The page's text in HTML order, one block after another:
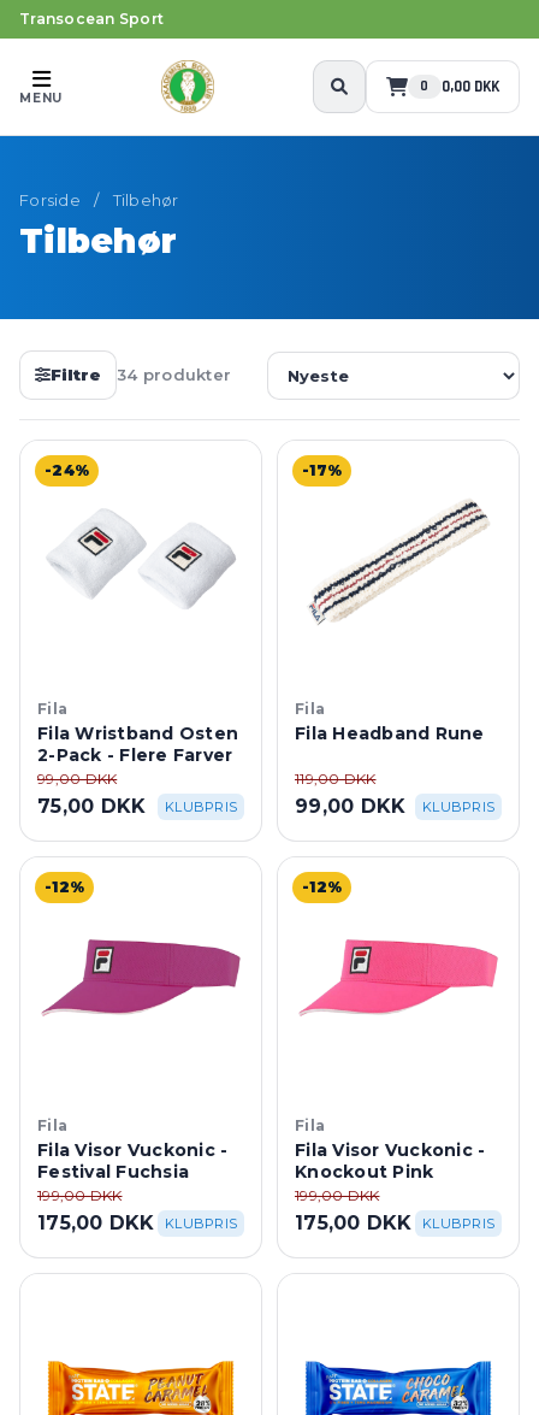
Transocean Sport
MENU
0 0,00 DKK
Forside / Tilbehør
Tilbehør
Filtre 34 produkter
-24%
Fila
Fila Wristband Osten
2-Pack - Flere Farver
99,00 DKK
75,00 DKK KLUBPRIS
-17%
Fila
Fila Headband Rune
119,00 DKK
99,00 DKK KLUBPRIS
-12%
Fila
Fila Visor Vuckonic -
Festival Fuchsia
199,00 DKK
175,00 DKK KLUBPRIS
-12%
Fila
Fila Visor Vuckonic -
Knockout Pink
199,00 DKK
175,00 DKK KLUBPRIS